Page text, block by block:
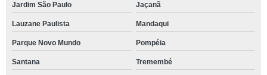
Jardim São Paulo Jaçanã
Lauzane Paulista Mandaqui
Parque Novo Mundo Pompéia
Santana Tremembé